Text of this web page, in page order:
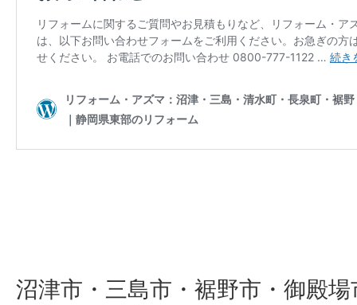
沼津市・三島市・裾野市・御殿